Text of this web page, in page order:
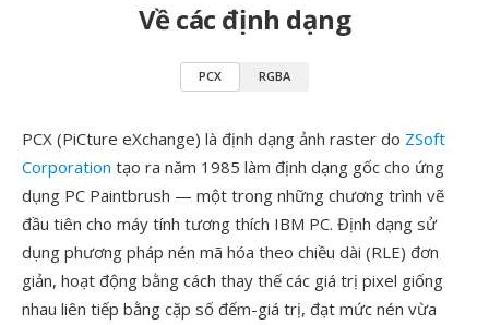
Về các định dạng
PCX RGBA
PCX (PiCture eXchange) là định dạng ảnh raster do ZSoft
Corporation tạo ra năm 1985 làm định dạng gốc cho ứng
dụng PC Paintbrush — một trong những chương trình vẽ
đầu tiên cho máy tính tương thích IBM PC. Định dạng sử
dụng phương pháp nén mã hóa theo chiều dài (RLE) đơn
giản, hoạt động bằng cách thay thế các giá trị pixel giống
nhau liên tiếp bằng cặp số đếm-giá trị, đạt mức nén vừa